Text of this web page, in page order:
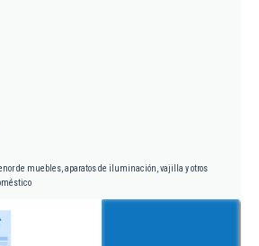
de muebles, aparatos de iluminación, vajilla y otros